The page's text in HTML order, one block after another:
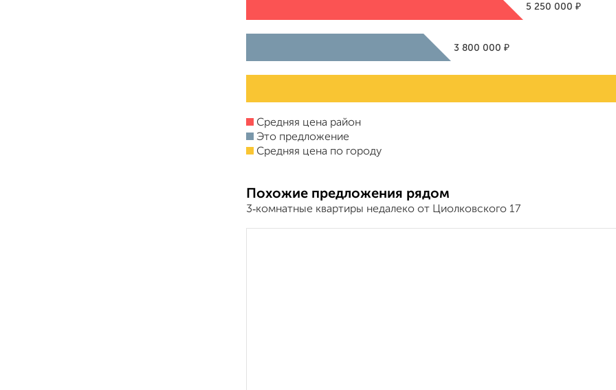
5 250 000 ₽
3 800 000 ₽
Средняя цена район
Это предложение
Средняя цена по городу
Похожие предложения рядом
3‑комнатные квартиры недалеко от Циолковского 17